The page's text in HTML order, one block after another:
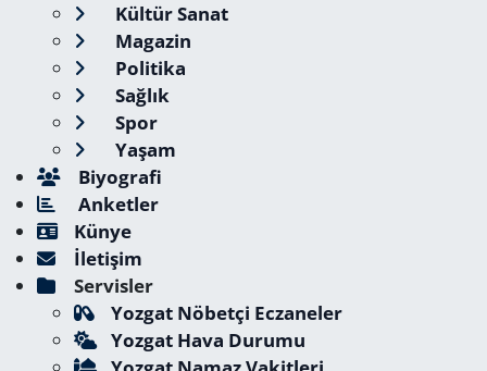
Kültür Sanat
Magazin
Politika
Sağlık
Spor
Yaşam
Biyografi
Anketler
Künye
İletişim
Servisler
Yozgat Nöbetçi Eczaneler
Yozgat Hava Durumu